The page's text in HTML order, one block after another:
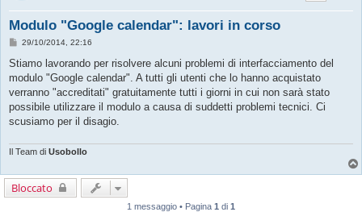
Modulo "Google calendar": lavori in corso
M
s
a
g
i
o
29/10/2014, 22:16
Stiamo lavorando per risolvere alcuni problemi di interfacciamento del
modulo "Google calendar". A tutti gli utenti che lo hanno acquistato
verranno "accreditati" gratuitamente tutti i giorni in cui non sarà stato
possibile utilizzare il modulo a causa di suddetti problemi tecnici. Ci
scusiamo per il disagio.
Il Team di Usobollo
Bloccato
1 messaggio • Pagina 1 di 1